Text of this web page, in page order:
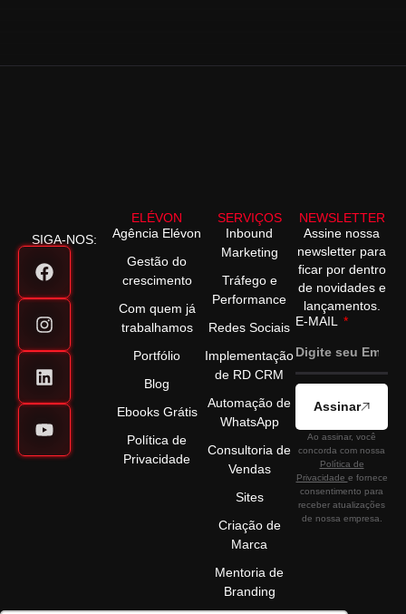
SIGA-NOS:
ELÉVON
Agência Elévon
Gestão do
crescimento
Com quem já
trabalhamos
Portfólio
Blog
Ebooks Grátis
Política de
Privacidade
SERVIÇOS
Inbound
Marketing
Tráfego e
Performance
Redes Sociais
Implementação
de RD CRM
Automação de
WhatsApp
Consultoria de
Vendas
Sites
Criação de
Marca
Mentoria de
Branding
NEWSLETTER
Assine nossa
newsletter para
ficar por dentro
de novidades e
lançamentos.
E-MAIL
Assinar
Ao assinar, você
concorda com nossa
Política de
Privacidade e fornece
consentimento para
receber atualizações
de nossa empresa.